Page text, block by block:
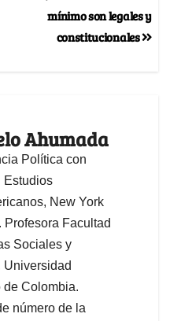
mínimo son legales y
constitucionales
Ahumada
Política con
Estudios
New York
Profesora Facultad
Sociales y
Universidad
de Colombia.
número de la